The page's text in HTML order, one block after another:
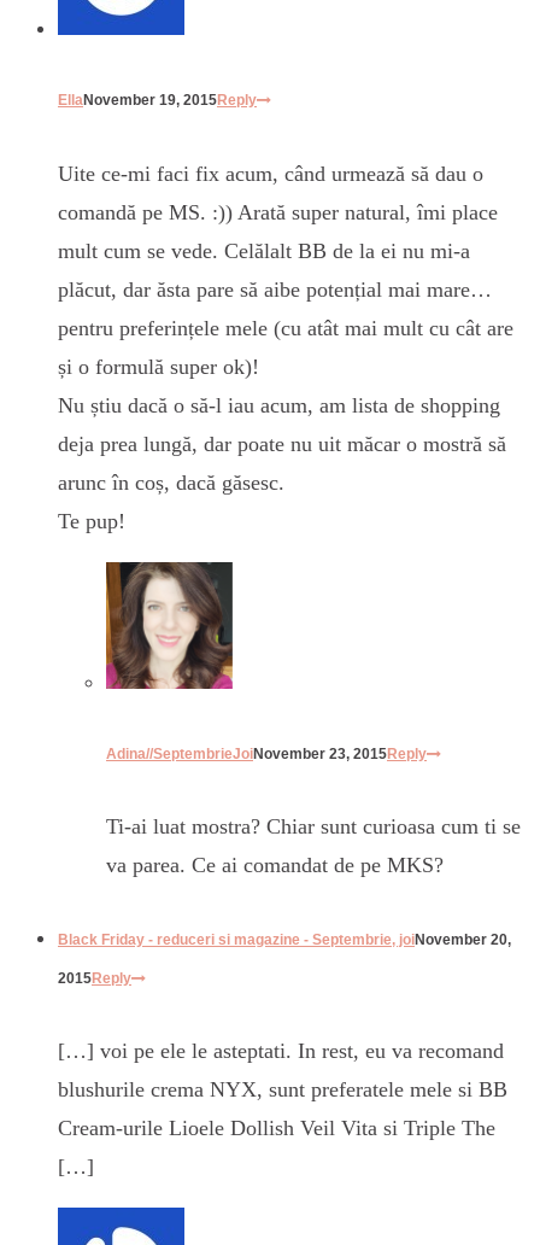
EllaNovember 19, 2015Reply
Uite ce-mi faci fix acum, când urmează să dau o
comandă pe MS. :)) Arată super natural, îmi place
mult cum se vede. Celălalt BB de la ei nu mi-a
plăcut, dar ăsta pare să aibe potențial mai mare…
pentru preferințele mele (cu atât mai mult cu cât are
și o formulă super ok)!
Nu știu dacă o să-l iau acum, am lista de shopping
deja prea lungă, dar poate nu uit măcar o mostră să
arunc în coș, dacă găsesc.
Te pup!
Adina//SeptembrieJoiNovember 23, 2015Reply
Ti-ai luat mostra? Chiar sunt curioasa cum ti se
va parea. Ce ai comandat de pe MKS?
Black Friday - reduceri si magazine - Septembrie, joiNovember 20,
2015Reply
[…] voi pe ele le asteptati. In rest, eu va recomand
blushurile crema NYX, sunt preferatele mele si BB
Cream-urile Lioele Dollish Veil Vita si Triple The
[…]